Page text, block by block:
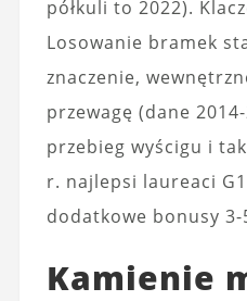
półkuli to 2022).
Losowanie bramek
znaczenie,
przewagę (dane
przebieg wyścigu i
r. najlepsi laureaci
dodatkowe bonusy
Kamienie